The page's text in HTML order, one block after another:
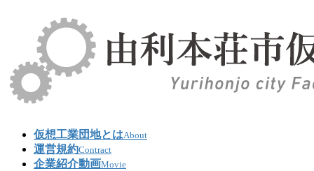
仮想工業団地とはAbout
運営規約Contract
企業紹介動画Movie